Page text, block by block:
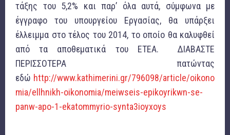
τάξης του 5,2% και παρ’ όλα αυτά, σύμφωνα με
έγγραφο του υπουργείου Εργασίας, θα υπάρξει
έλλειμμα στο τέλος του 2014, το οποίο θα καλυφθεί
από τα αποθεματικά του ΕΤΕΑ. ΔΙΑΒΑΣΤΕ
ΠΕΡΙΣΣΟΤΕΡΑ πατώντας
εδώ http://www.kathimerini.gr/796098/article/oikono
mia/ellhnikh-oikonomia/meiwseis-epikoyrikwn-se-
panw-apo-1-ekatommyrio-synta3ioyxoys